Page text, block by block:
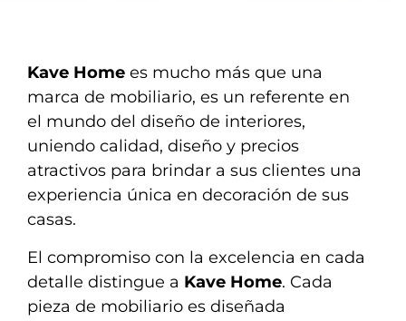
Kave Home es mucho más que una
marca de mobiliario, es un referente en
el mundo del diseño de interiores,
uniendo calidad, diseño y precios
atractivos para brindar a sus clientes una
experiencia única en decoración de sus
casas.
El compromiso con la excelencia en cada
detalle distingue a Kave Home. Cada
pieza de mobiliario es diseñada